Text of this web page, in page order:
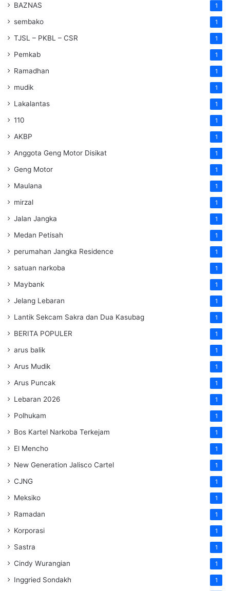
BAZNAS 1
sembako 1
TJSL – PKBL – CSR 1
Pemkab 1
Ramadhan 1
mudik 1
Lakalantas 1
110 1
AKBP 1
Anggota Geng Motor Disikat 1
Geng Motor 1
Maulana 1
mirzal 1
Jalan Jangka 1
Medan Petisah 1
perumahan Jangka Residence 1
satuan narkoba 1
Maybank 1
Jelang Lebaran 1
Lantik Sekcam Sakra dan Dua Kasubag 1
BERITA POPULER 1
arus balik 1
Arus Mudik 1
Arus Puncak 1
Lebaran 2026 1
Polhukam 1
Bos Kartel Narkoba Terkejam 1
El Mencho 1
New Generation Jalisco Cartel 1
CJNG 1
Meksiko 1
Ramadan 1
Korporasi 1
Sastra 1
Cindy Wurangian 1
Inggried Sondakh 1